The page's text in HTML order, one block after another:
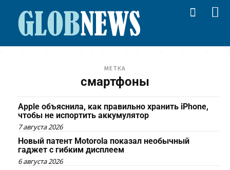
МЕТКА
смартфоны
Apple объяснила, как правильно хранить iPhone,
чтобы не испортить аккумулятор
7 августа 2026
Новый патент Motorola показал необычный
гаджет с гибким дисплеем
6 августа 2026